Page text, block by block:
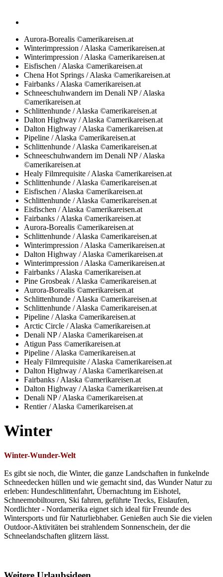
Aurora-Borealis ©amerikareisen.at
Winterimpression / Alaska ©amerikareisen.at
Winterimpression / Alaska ©amerikareisen.at
Eisfischen / Alaska ©amerikareisen.at
Chena Hot Springs / Alaska ©amerikareisen.at
Fairbanks / Alaska ©amerikareisen.at
Schneeschuhwandern im Denali NP / Alaska
©amerikareisen.at
Schlittenhunde / Alaska ©amerikareisen.at
Dalton Highway / Alaska ©amerikareisen.at
Dalton Highway / Alaska ©amerikareisen.at
Pipeline / Alaska ©amerikareisen.at
Schlittenhunde / Alaska ©amerikareisen.at
Schneeschuhwandern im Denali NP / Alaska
©amerikareisen.at
Healy Filmrequisite / Alaska ©amerikareisen.at
Schlittenhunde / Alaska ©amerikareisen.at
Eisfischen / Alaska ©amerikareisen.at
Schlittenhunde / Alaska ©amerikareisen.at
Eisfischen / Alaska ©amerikareisen.at
Fairbanks / Alaska ©amerikareisen.at
Aurora-Borealis ©amerikareisen.at
Schlittenhunde / Alaska ©amerikareisen.at
Winterimpression / Alaska ©amerikareisen.at
Dalton Highway / Alaska ©amerikareisen.at
Winterimpression / Alaska ©amerikareisen.at
Fairbanks / Alaska ©amerikareisen.at
Pine Grosbeak / Alaska ©amerikareisen.at
Aurora-Borealis ©amerikareisen.at
Schlittenhunde / Alaska ©amerikareisen.at
Schlittenhunde / Alaska ©amerikareisen.at
Pipeline / Alaska ©amerikareisen.at
Arctic Circle / Alaska ©amerikareisen.at
Denali NP / Alaska ©amerikareisen.at
Atigun Pass ©amerikareisen.at
Pipeline / Alaska ©amerikareisen.at
Healy Filmrequisite / Alaska ©amerikareisen.at
Dalton Highway / Alaska ©amerikareisen.at
Fairbanks / Alaska ©amerikareisen.at
Dalton Highway / Alaska ©amerikareisen.at
Denali NP / Alaska ©amerikareisen.at
Rentier / Alaska ©amerikareisen.at
Winter
Winter-Wunder-Welt
Es gibt sie noch, die Winter, die ganze Landschaften in funkelnde
Schneedecken hüllen und wie gemacht sind, das Wunder Natur zu
erleben: Hundeschlittenfahrt, Übernachtung im Eishotel,
Schneemobiltouren, Ski fahren, geführte Trecks, Eislaufen,
Nordlichter - Nordamerika eignet sich ideal für Freunde des
Wintersports und für Naturliebhaber. Genießen auch Sie die vielen
Outdoor-Aktivitäten bei strahlendem Sonnenschein, der die
Schneelandschaften glitzern lässt.